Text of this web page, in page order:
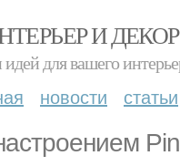
И ДЕКОР
идей для вашего
новости статьи